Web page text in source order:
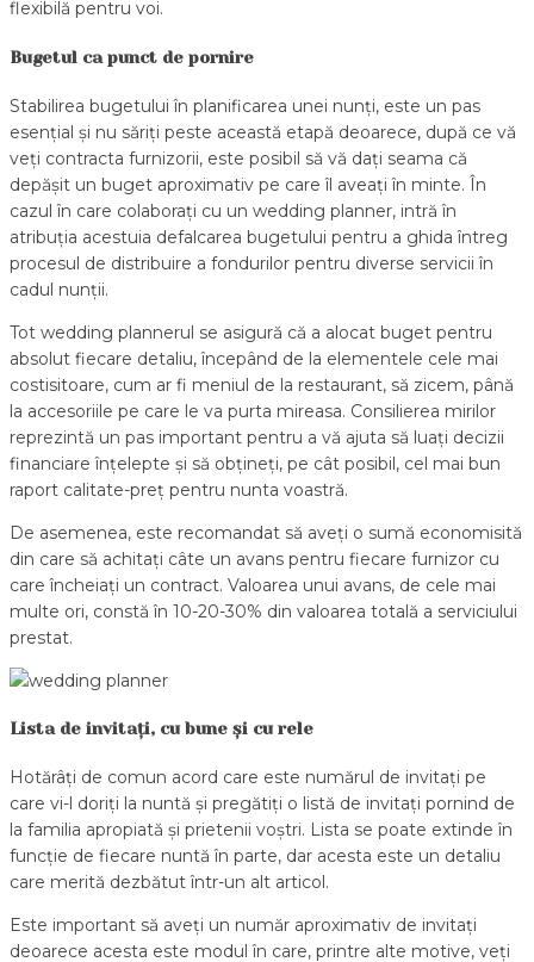
flexibilă pentru voi.
Bugetul ca punct de pornire
Stabilirea bugetului în planificarea unei nunți, este un pas
esențial și nu săriți peste această etapă deoarece, după ce vă
veți contracta furnizorii, este posibil să vă dați seama că
depășit un buget aproximativ pe care îl aveați în minte. În
cazul în care colaborați cu un wedding planner, intră în
atribuția acestuia defalcarea bugetului pentru a ghida întreg
procesul de distribuire a fondurilor pentru diverse servicii în
cadul nunții.
Tot wedding plannerul se asigură că a alocat buget pentru
absolut fiecare detaliu, începând de la elementele cele mai
costisitoare, cum ar fi meniul de la restaurant, să zicem, până
la accesoriile pe care le va purta mireasa. Consilierea mirilor
reprezintă un pas important pentru a vă ajuta să luați decizii
financiare înțelepte și să obțineți, pe cât posibil, cel mai bun
raport calitate-preț pentru nunta voastră.
De asemenea, este recomandat să aveți o sumă economisită
din care să achitați câte un avans pentru fiecare furnizor cu
care încheiați un contract. Valoarea unui avans, de cele mai
multe ori, constă în 10-20-30% din valoarea totală a serviciului
prestat.
Lista de invitați, cu bune și cu rele
Hotărâți de comun acord care este numărul de invitați pe
care vi-l doriți la nuntă și pregătiți o listă de invitați pornind de
la familia apropiată și prietenii voștri. Lista se poate extinde în
funcție de fiecare nuntă în parte, dar acesta este un detaliu
care merită dezbătut într-un alt articol.
Este important să aveți un număr aproximativ de invitați
deoarece acesta este modul în care, printre alte motive, veți